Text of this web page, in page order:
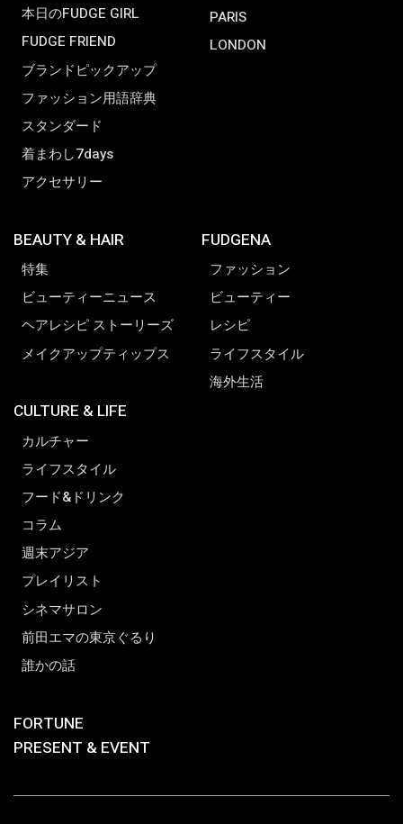
本日のFUDGE GIRL
FUDGE FRIEND
ブランドピックアップ
ファッション用語辞典
スタンダード
着まわし7days
アクセサリー
PARIS
LONDON
BEAUTY & HAIR
特集
ビューティーニュース
ヘアレシピ ストーリーズ
メイクアップティップス
CULTURE & LIFE
カルチャー
ライフスタイル
フード&ドリンク
コラム
週末アジア
プレイリスト
シネマサロン
前田エマの東京ぐるり
誰かの話
FUDGENA
ファッション
ビューティー
レシピ
ライフスタイル
海外生活
FORTUNE
PRESENT & EVENT